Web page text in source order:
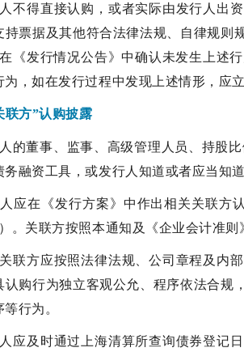
人不得直接认购，或者实际由发行人出
持票据及其他符合法律法规、自律规则
《发行情况公告》中确认未发生上述
为，如在发行过程中发现上述情形，应
联方”认购披露
人的董事、监事、高级管理人员、持股
务融资工具，或发行人知道或者应当知
人应在《发行方案》中作出相关关联
）。关联方按照本通知及《企业会计准
关联方应按照法律法规、公司章程及内
认购行为独立客观公允、程序依法合规
行为。
人应及时通过上海清算所查询债券登记